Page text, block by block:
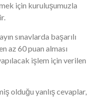
için kuruluşumuzla
sınavlarda başarılı
az 60 puan alması
işlem için verilen
olduğu yanlış cevaplar,